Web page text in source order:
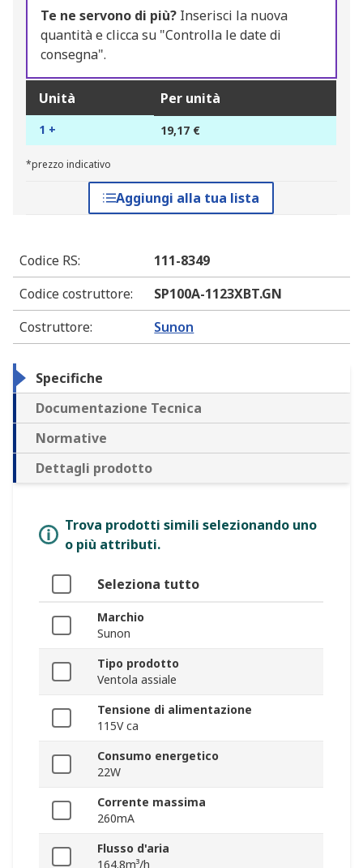
Te ne servono di più? Inserisci la nuova
quantità e clicca su "Controlla le date di
consegna".
Unità Per unità
1 + 19,17 €
*prezzo indicativo
Aggiungi alla tua lista
Codice RS:
111-8349
Codice costruttore:
SP100A-1123XBT.GN
Costruttore: Sunon
Specifiche
Documentazione Tecnica
Normative
Dettagli prodotto
Trova prodotti simili selezionando uno
o più attributi.
Seleziona tutto
Marchio
Sunon
Tipo prodotto
Ventola assiale
Tensione di alimentazione
115V ca
Consumo energetico
22W
Corrente massima
260mA
Flusso d'aria
164.8m³/h